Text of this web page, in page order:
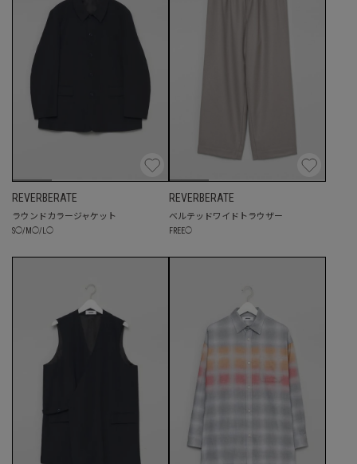
REVERBERATE
ラウンドカラージャケット
S◯/ M ◯/ ◯
REVERBERATE
ベルテッドワイドトラウザー
FREE◯